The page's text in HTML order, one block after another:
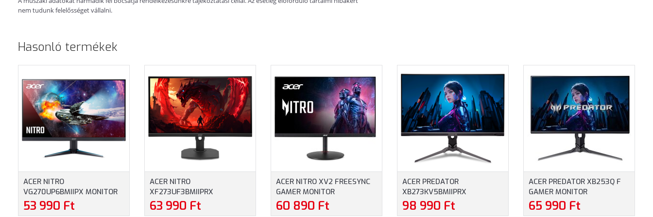
nem tudunk felelősséget vállalni.
Hasonló termékek
ACER NITRO
VG270UP6BMIIPX MONITOR
(UM.HV0EE.609) - 27.0" QHD
(2560X1440), IPS,
53 990 Ft
ACER NITRO
XF273UF3BMIIPRX
ZEROFRAME FREESYNC
PREMIUM MONITOR
63 990 Ft
ACER NITRO XV2 FREESYNC
GAMER MONITOR
(XV272UV3BMIIPRX) - 27"
QHD (2560X1440), IPS, 16:9,
60 890 Ft
ACER PREDATOR
XB273KV5BMIIPRX
ZEROFRAME FREESYNC
PREMIUM GAMER MONITOR
98 990 Ft
ACER PREDATOR XB253Q F
GAMER MONITOR
(UM.KX0EE.F05) - 24.5"
FULLHD (1920X1080), 300HZ,
65 990 Ft